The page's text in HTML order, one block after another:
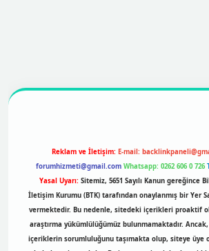
Reklam ve İletişim: E-mail:
forumhizmeti@gmail.com Whatsapp: 0262 606 0 726
Yasal Uyarı: Sitemiz, 5651 Sayılı Kanun gereğince
İletişim Kurumu (BTK) tarafından onaylanmış bir Yer
vermektedir. Bu nedenle, sitedeki içerikleri proaktif
araştırma yükümlülüğümüz bulunmamaktadır.
içeriklerin sorumluluğunu taşımakta olup, siteye üye